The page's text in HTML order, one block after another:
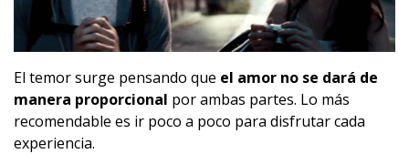
El temor surge pensando que el amor no se dará de
manera proporcional por ambas partes. Lo más
recomendable es ir poco a poco para disfrutar cada
experiencia.